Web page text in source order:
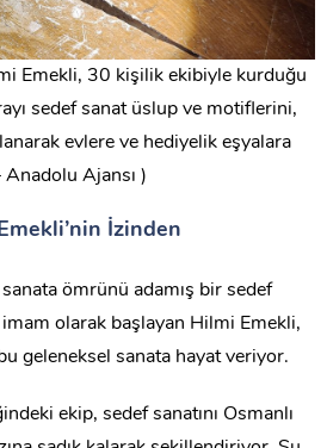
Emekli, 30 kişilik ekibiyle kurduğu
sedef sanat üslup ve motiflerini,
evlere ve hediyelik eşyalara
Ajansı )
İzinden
ömrünü adamış bir sedef
imam olarak başlayan Hilmi Emekli,
geleneksel sanata hayat veriyor.
ekip, sedef sanatını Osmanlı